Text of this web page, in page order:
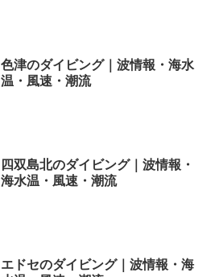
色津のダイビング｜波情報・海水
温・風速・潮流
四双島北のダイビング｜波情報・
海水温・風速・潮流
エドセのダイビング｜波情報・海